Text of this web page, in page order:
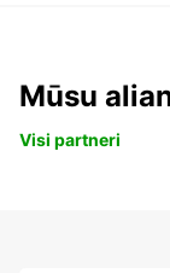
Mūsu
Visi partneri